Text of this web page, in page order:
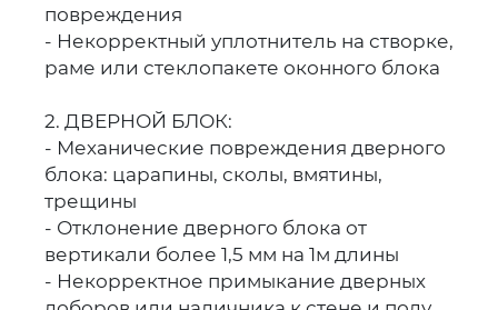
повреждения
- Некорректный уплотнитель на створке,
раме или стеклопакете оконного блока
2. ДВЕРНОЙ БЛОК:
- Механические повреждения дверного
блока: царапины, сколы, вмятины,
трещины
- Отклонение дверного блока от
вертикали более 1,5 мм на 1м длины
- Некорректное примыкание дверных